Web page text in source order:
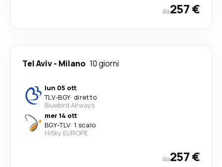
da257 €
Tel Aviv- Milano 10 giorni
lun 05 ott
TLV-BGY· diretto
Bluebird Airways
mer 14 ott
BGY-TLV· 1 scalo
HiSky EUROPE
da257 €